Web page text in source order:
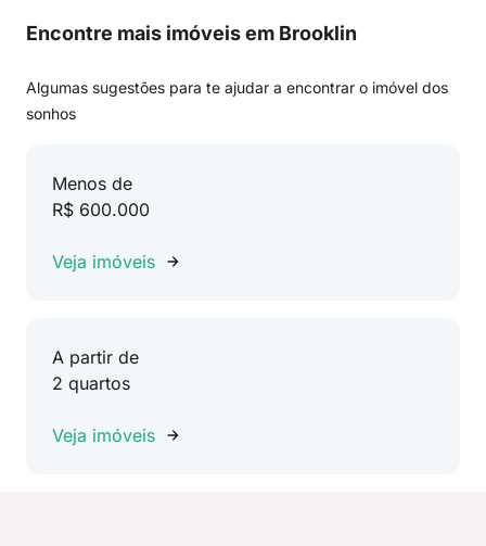
Encontre mais imóveis em Brooklin
Algumas sugestões para te ajudar a encontrar o imóvel dos
sonhos
Menos de
R$ 600.000
Veja imóveis
A partir de
2 quartos
Veja imóveis